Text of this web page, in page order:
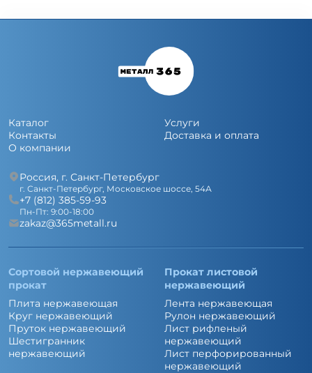
Каталог
Контакты
О компании
Услуги
Доставка и оплата
Россия, г. Санкт-Петербург
г. Санкт-Петербург, Московское шоссе, 54А
+7 (812) 385-59-93
Пн-Пт: 9:00-18:00
zakaz@365metall.ru
Сортовой нержавеющий
прокат
Плита нержавеющая
Круг нержавеющий
Пруток нержавеющий
Шестигранник
нержавеющий
Прокат листовой
нержавеющий
Лента нержавеющая
Рулон нержавеющий
Лист рифленый
нержавеющий
Лист перфорированный
нержавеющий